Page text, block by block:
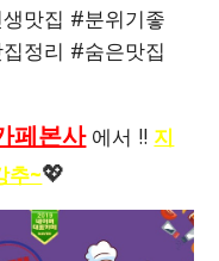
맛집 #분위기좋
정리 #숨은맛집
페본사에서 !! 지
추~💖